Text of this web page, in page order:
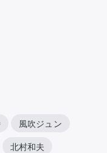
風吹ジュン
北村和夫